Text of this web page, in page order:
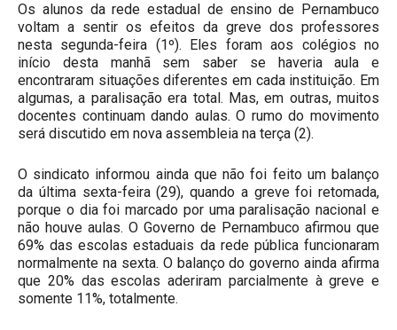
Os alunos da rede estadual de ensino de Pernambuco
voltam a sentir os efeitos da greve dos professores
nesta segunda-feira (1º). Eles foram aos colégios no
início desta manhã sem saber se haveria aula e
encontraram situações diferentes em cada instituição. Em
algumas, a paralisação era total. Mas, em outras, muitos
docentes continuam dando aulas. O rumo do movimento
será discutido em nova assembleia na terça (2).
O sindicato informou ainda que não foi feito um balanço
da última sexta-feira (29), quando a greve foi retomada,
porque o dia foi marcado por uma paralisação nacional e
não houve aulas. O Governo de Pernambuco afirmou que
69% das escolas estaduais da rede pública funcionaram
normalmente na sexta. O balanço do governo ainda afirma
que 20% das escolas aderiram parcialmente à greve e
somente 11%, totalmente.